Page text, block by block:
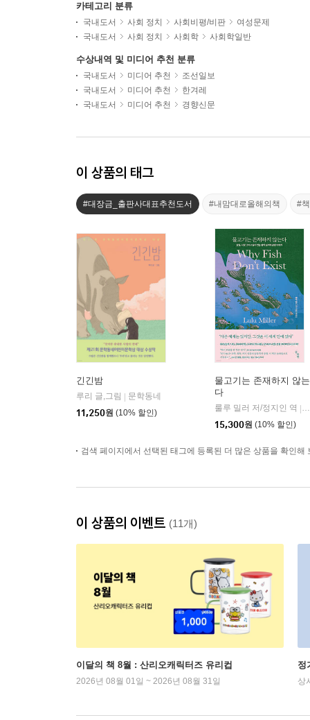
카테고리 분류
국내도서 사회 정치 사회비평/비판
여성문제
국내도서
사회 정치 사회학 사회학일반
수상내역 및 미디어 추천 분류
국내도서 미디어 추천
조선일보
국내도서
미디어 추천
한겨레
국내도서
미디어 추천 경향신문
이 상품의 태그
#대장금_출판사대표추천도서 #내맘대로올해의책 #
긴긴밤
루리 글,그림
문학동네
11,250원 (10% 할인)
물고기는 존재하지 않는
다
룰루 밀러 저/정지인 역
15,300원 (10% 할인)
검색 페이지에서 선택된 태그에 등록된 더 많은 상품을 확인해
이 상품의 이벤트 (11개)
이달의 책 8월 : 산리오캐릭터즈 유리컵
2026년 08월 01일 ~ 2026년 08월 31일
정
상